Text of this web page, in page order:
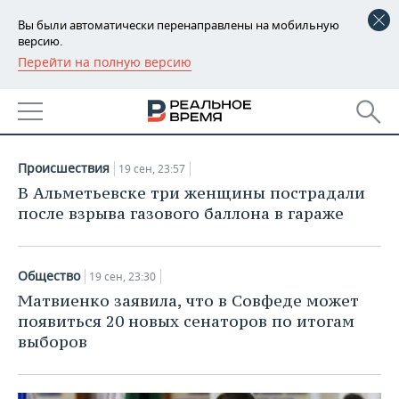
Вы были автоматически перенаправлены на мобильную
версию.
Перейти на полную версию
РЕГИОНЫ
БАШКОРТОСТАН
УДМУРТИЯ
НОВОСТИ
НОВОСТИ АНАЛИТИКИ
ДЕКЛАРАЦИИ О ДОХОДАХ
КОРОЛИ ГОСЗАКАЗА ПФО
ВУЗЫ ТАТАРСТАНА
КОМУ ПРИНАДЛЕЖАТ
ТАТАРСТАНА
ЭКОНОМИКА
НОВОСТИ ЭКОНОМИКИ
ФИНАНСЫ
БАНКИ
БЮДЖЕТ
ИНВЕСТИЦИИ
НОВОСТИ
ПРОМЫШЛЕННОСТИ
АГРОПРОМ
НЕДВИЖИМОСТЬ
НОВОСТИ НЕДВИЖИМОСТИ
АВТО
НОВОСТИ АВТО
БИЗНЕС
НОВОСТИ БИЗНЕСА
ТЕХНОЛОГИИ
19.09.2021
Происшествия 19 сен, 23:57
В Альметьевске три женщины пострадали
после взрыва газового баллона в гараже
Общество 19 сен, 23:30
Матвиенко заявила, что в Совфеде может
появиться 20 новых сенаторов по итогам
выборов